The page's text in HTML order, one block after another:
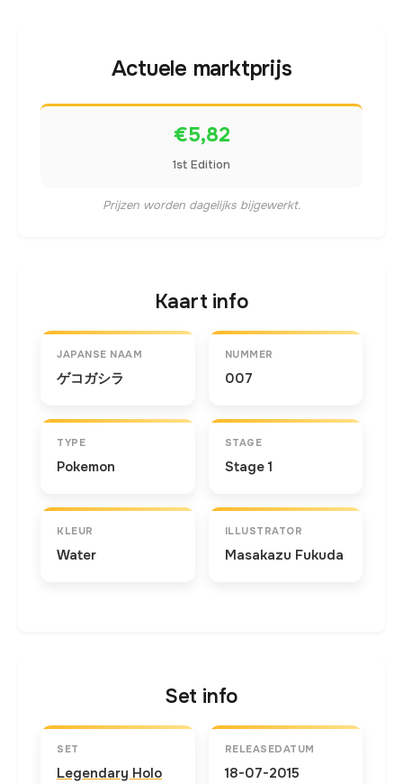
Actuele marktprijs
€5,82
1st Edition
Prijzen worden dagelijks bijgewerkt.
Kaart info
JAPANSE NAAM
ゲコガシラ
NUMMER
007
TYPE
Pokemon
STAGE
Stage 1
KLEUR
Water
ILLUSTRATOR
Masakazu Fukuda
Set info
SET
Legendary Holo
RELEASEDATUM
18-07-2015